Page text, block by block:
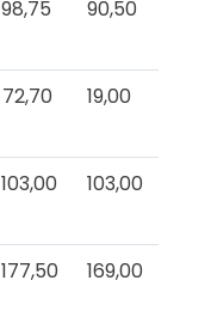
98,75
90,50
72,70
19,00
103,00
103,00
177,50
169,00